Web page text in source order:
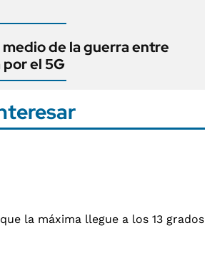
de la guerra entre
por el 5G